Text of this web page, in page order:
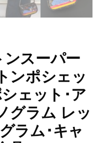
スーパー
ンポシェッ
ェット･ア
グラム レッ
ラム･キャ